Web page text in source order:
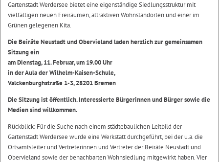
Gartenstadt Werdersee bietet eine eigenständige Siedlungsstruktur mit
vielfältigen neuen Freiräumen, attraktiven Wohnstandorten und einer im
Grünen gelegenen Kita.
Die Beiräte Neustadt und Obervieland laden herzlich zur gemeinsamen
Sitzung ein
am Dienstag, 11. Februar, um 19.00 Uhr
in der Aula der Wilhelm-Kaisen-Schule,
Valckenburghstraße 1-3, 28201 Bremen
Die Sitzung ist öffentlich. Interessierte Bürgerinnen und Bürger sowie die
Medien sind willkommen.
Rückblick: Für die Suche nach einem städtebaulichen Leitbild der
Gartenstadt Werdersee wurde eine Werkstatt durchgeführt, bei der u.a. die
Ortsamtsleiter und Vertreterinnen und Vertreter der Beiräte Neustadt und
Obervieland sowie der benachbarten Wohnsiedlung mitgewirkt haben. Vier